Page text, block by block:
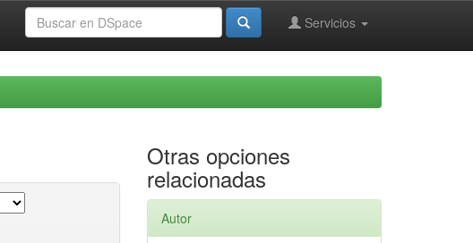
Servicios
Otras opciones
relacionadas
Autor